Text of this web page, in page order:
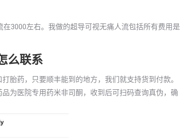
3000左右。我做的超导可视无痛人流包括所有费用是
么联系
胎药，只要顺丰能到的地方，我们就支持货到付款。
为医院专用药米非司酮，收到后可扫码查询真伪，确